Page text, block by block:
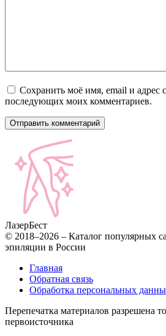
Сохранить моё имя, email и адрес
последующих моих комментариев.
ЛазерБест
© 2018–2026 – Каталог популярных
эпиляции в России
Главная
Обратная связь
Обработка персональных
Перепечатка материалов разрешена
первоисточника